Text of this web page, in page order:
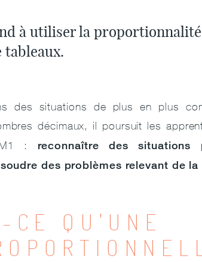
à utiliser la
tableaux.
des situations de plus en plus
décimaux, il poursuit les
: reconnaître des situations
des problèmes relevant de
CE QU'UNE